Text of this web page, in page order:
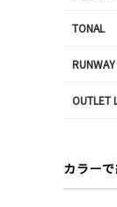
TONAL
OUTLET
カラー